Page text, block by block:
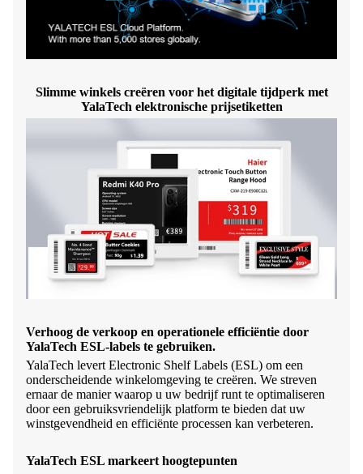
Slimme winkels creëren voor het digitale tijdperk met
YalaTech elektronische prijsetiketten
Verhoog de verkoop en operationele efficiëntie door
YalaTech ESL-labels te gebruiken.
YalaTech levert Electronic Shelf Labels (ESL) om een ​​
onderscheidende winkelomgeving te creëren. We streven
ernaar de manier waarop u uw bedrijf runt te optimaliseren
door een gebruiksvriendelijk platform te bieden dat uw
winstgevendheid en efficiënte processen kan verbeteren.
YalaTech ESL markeert hoogtepunten